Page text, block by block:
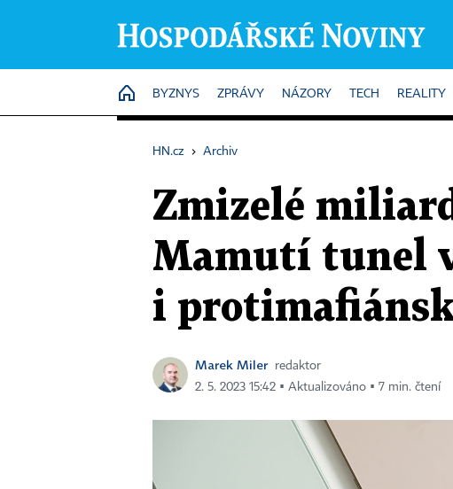
HOME
BYZNYS ZPRÁVY NÁZORY TECH REALITY
HN.cz › Archiv
Zmizelé
Mamutí tunel
i
Marek Miler
redaktor
2. 5. 2023 15:42 ▪ Aktualizováno ▪ 7 min. čtení